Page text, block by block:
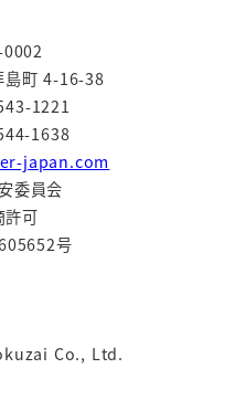
島町 4-16-38
1221
1638
japan.com
委員会
許可
号
Co., Ltd.